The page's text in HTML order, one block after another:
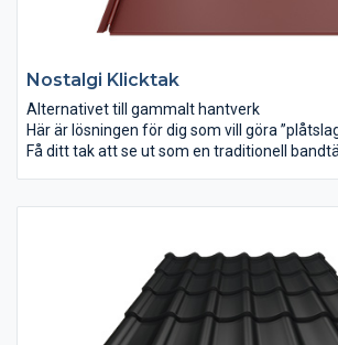
Nostalgi Klicktak
Alternativet till gammalt hantverk
Här är lösningen för dig som vill göra
Få ditt tak att se ut som en traditionell